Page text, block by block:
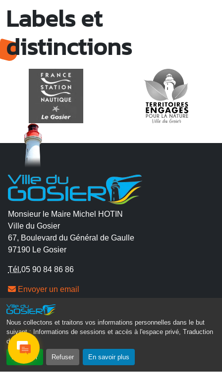
Nous collectons et traitons vos informations personnelles dans le but
suivant :
Informations de sessions et accès à l'espace privé, Traduction
des pages .
Accepter Refuser En savoir plus
Labels et
distinctions
Monsieur le Maire Michel HOTIN
Ville du Gosier
67, Boulevard du Général de Gaulle
97190 Le Gosier
Tél.05 90 84 86 86
Envoyer un email
Contacter la P.R.A.D.A
Contactez le délégué à la protection des données
personnelles - D.P.O
Suivez-nous